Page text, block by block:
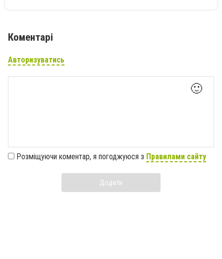
Коментарі
Авторизуватись
🙂
Розміщуючи коментар, я погоджуюся з Правилами сайту
Додати